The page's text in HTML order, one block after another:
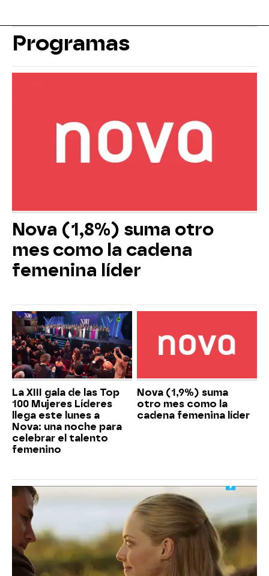
Programas
Nova (1,8%) suma otro
mes como la cadena
femenina líder
La XIII gala de las Top
100 Mujeres Líderes
llega este lunes a
Nova: una noche para
celebrar el talento
femenino
Nova (1,9%) suma
otro mes como la
cadena femenina líder